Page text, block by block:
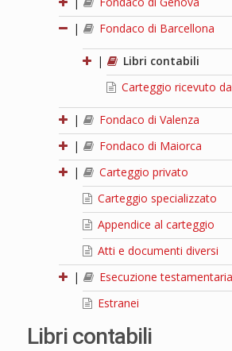
|
Fondaco di Barcellona
|
Libri contabili
Carteggio ricevuto
|
Fondaco di Valenza
|
Fondaco di Maiorca
|
Carteggio privato
Carteggio specializzato
Appendice al carteggio
Atti e documenti diversi
|
Esecuzione testamentaria
Estranei
Libri contabili